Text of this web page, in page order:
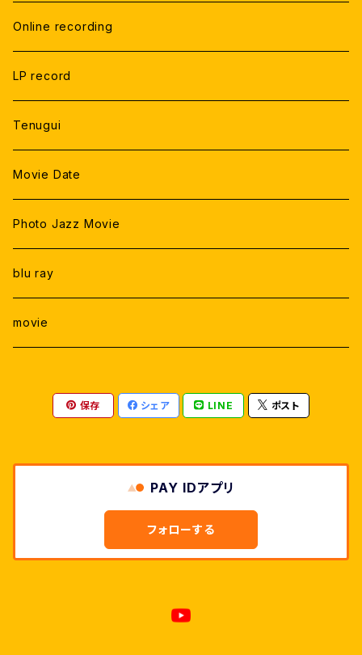
Online recording
LP record
Tenugui
Movie Date
Photo Jazz Movie
blu ray
movie
保存 シェア LINE ポスト
PAY IDアプリ
フォローする